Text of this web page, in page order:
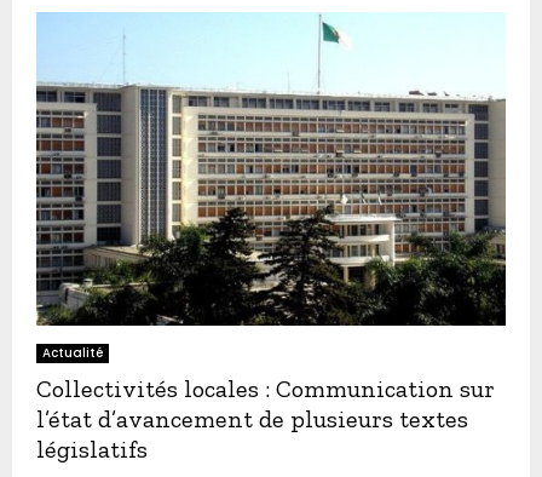
Actualité
Collectivités locales : Communication sur
l’état d’avancement de plusieurs textes
législatifs